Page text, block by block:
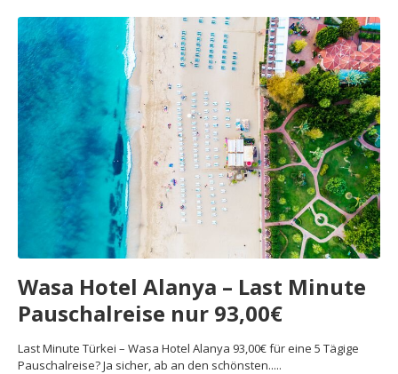
Wasa Hotel Alanya – Last Minute
Pauschalreise nur 93,00€
Last Minute Türkei – Wasa Hotel Alanya 93,00€ für eine 5 Tägige
Pauschalreise? Ja sicher, ab an den schönsten.....